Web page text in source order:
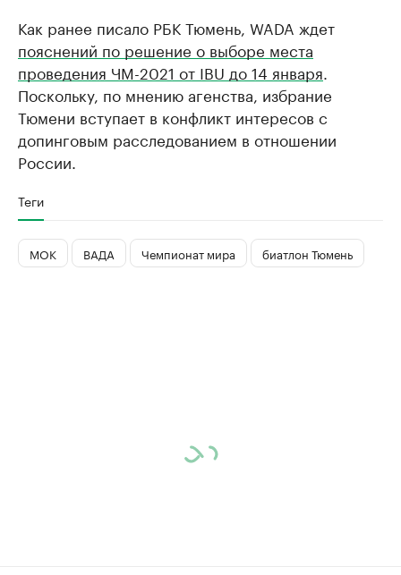
Как ранее писало РБК Тюмень, WADA ждет
пояснений по решение о выборе места
проведения ЧМ-2021 от IBU до 14 января.
Поскольку, по мнению агенства, избрание
Тюмени вступает в конфликт интересов с
допинговым расследованием в отношении
России.
Теги
МОК ВАДА Чемпионат мира биатлон Тюмень